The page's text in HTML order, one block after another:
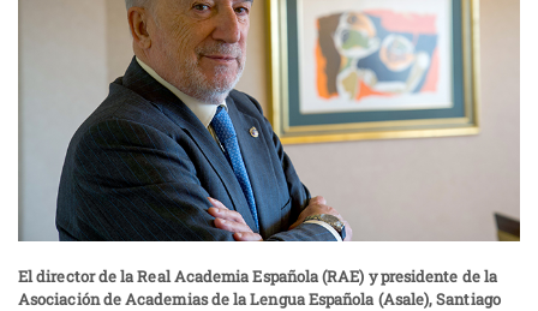
El director de la Real Academia Española (RAE) y presidente de la
Asociación de Academias de la Lengua Española (Asale), Santiago